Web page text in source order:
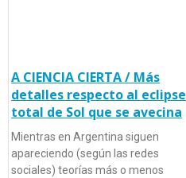
A CIENCIA CIERTA / Más
detalles respecto al eclipse
total de Sol que se avecina
Mientras en Argentina siguen
apareciendo (según las redes
sociales) teorías más o menos